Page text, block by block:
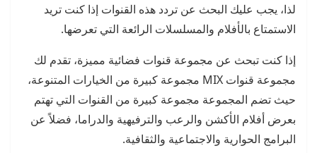
لذا، يجب عليك البحث عن تردد هذه القنوات إذا كنت تريد
الاستمتاع بالأفلام والمسلسلات الرائعة التي تعرضها.
إذا كنت تبحث عن مجموعة قنوات فضائية مميزة، تقدم لك
مجموعة قنوات MIX مجموعة كبيرة من الخيارات المتنوعة،
حيث تضم المجموعة مجموعة كبيرة من القنوات التي تهتم
بعرض أفلام الأكشن والرعب والترفيهية والدراما، فضلاً عن
البرامج الحوارية والاجتماعية والثقافية.